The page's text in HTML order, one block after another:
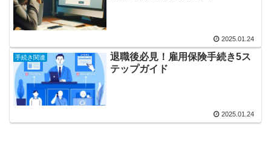
2025.01.24
手続き関連
退職後必見！雇用保険手続き5ス
テップガイド
2025.01.24